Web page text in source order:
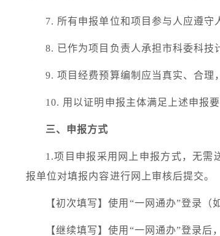
7. 所有申报单位和项目参与人应遵守
8. 已作为项目负责人承担市科委科技
9.项目经费预算编制应当真实、合理
10. 用以证明申报主体满足上述申报
三、申报方式
1.项目申报采用网上申报方式，无需
报单位对填报内容进行网上审核后提交。
【初次填写】使用“一网通办”登录
【继续填写】使用“一网通办”登录后